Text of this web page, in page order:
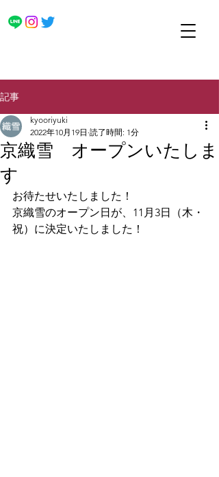
記事
京織雪 オープンいたしま
す
kyooriyuki
2022年10月19日 読了時間: 1分
お待たせいたしました！
京織雪のオープン日が、11月3日（木・
祝）に決定いたしました！